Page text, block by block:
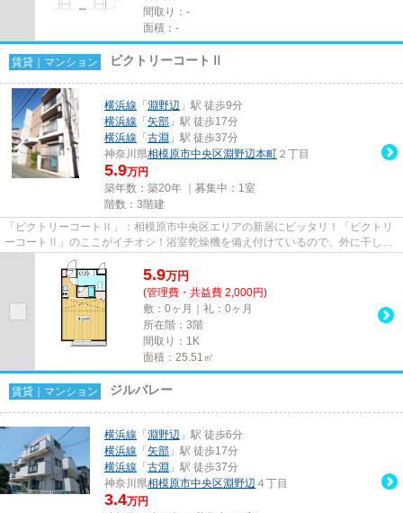
間取り：-
面積：-
賃貸｜マンション ビクトリーコートⅡ
横浜線 「 淵野辺 」駅 徒歩9分
横浜線 「 矢部 」駅 徒歩17分
横浜線 「 古淵 」駅 徒歩37分
神奈川県相模原市中央区淵野辺本町 ２丁目
5.9万円
築年数：築20年 ｜募集中： 1室
階数：3階建
「ビクトリーコートⅡ」：相模原市中央区エリアの新居にピッタリ！「ビクトリ
ーコートⅡ」のここがイチオシ！浴室乾燥機を備え付けているので、外に干した
くない日でも効率よくカラッと...
5.9万円
(管理費・共益費 2,000円)
敷：0ヶ月｜礼：0ヶ月
所在階：3階
間取り：1K
面積：25.51㎡
賃貸｜マンション ジルバレー
横浜線 「 淵野辺 」駅 徒歩6分
横浜線 「 矢部 」駅 徒歩17分
横浜線 「 古淵 」駅 徒歩37分
神奈川県相模原市中央区淵野辺 ４丁目
3.4万円